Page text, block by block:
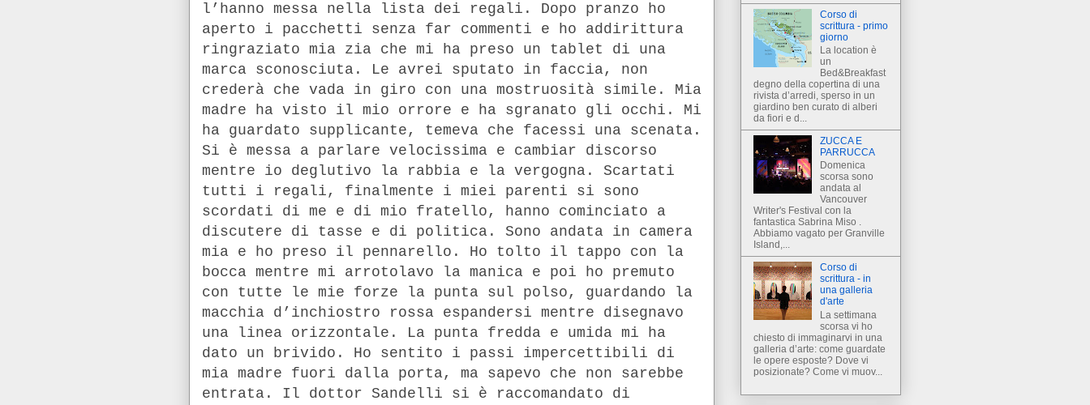
l’hanno messa nella lista dei regali. Dopo pranzo ho
aperto i pacchetti senza far commenti e ho addirittura
ringraziato mia zia che mi ha preso un tablet di una
marca sconosciuta. Le avrei sputato in faccia, non
crederà che vada in giro con una mostruosità simile. Mia
madre ha visto il mio orrore e ha sgranato gli occhi. Mi
ha guardato supplicante, temeva che facessi una scenata.
Si è messa a parlare velocissima e cambiar discorso
mentre io deglutivo la rabbia e la vergogna. Scartati
tutti i regali, finalmente i miei parenti si sono
scordati di me e di mio fratello, hanno cominciato a
discutere di tasse e di politica. Sono andata in camera
mia e ho preso il pennarello. Ho tolto il tappo con la
bocca mentre mi arrotolavo la manica e poi ho premuto
con tutte le mie forze la punta sul polso, guardando la
macchia d’inchiostro rossa espandersi mentre disegnavo
una linea orizzontale. La punta fredda e umida mi ha
dato un brivido. Ho sentito i passi impercettibili di
mia madre fuori dalla porta, ma sapevo che non sarebbe
entrata. Il dottor Sandelli si è raccomandato di
Corso di
scrittura - primo
giorno
La location è
un
Bed&Breakfast
degno della copertina di una
rivista d’arredi, sperso in un
giardino ben curato di alberi
da fiori e d...
ZUCCA E
PARRUCCA
Domenica
scorsa sono
andata al
Vancouver
Writer's Festival con la
fantastica Sabrina Miso .
Abbiamo vagato per Granville
Island,...
Corso di
scrittura - in
una galleria
d'arte
La settimana
scorsa vi ho
chiesto di immaginarvi in una
galleria d’arte: come guardate
le opere esposte? Dove vi
posizionate? Come vi muov...